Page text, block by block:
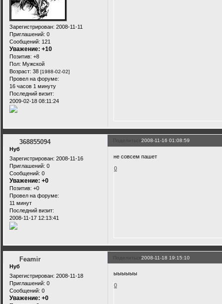
Зарегистрирован: 2008-11-11
Приглашений: 0
Сообщений: 121
Уважение: +10
Позитив: +8
Пол: Мужской
Возраст: 38 [1988-02-02]
Провел на форуме:
16 часов 1 минуту
Последний визит:
2009-02-18 08:11:24
Поделиться2008-11-16 01:08:59
368855094
Нуб
Зарегистрирован: 2008-11-16
Приглашений: 0
Сообщений: 0
Уважение: +0
Позитив: +0
Провел на форуме:
11 минут
Последний визит:
2008-11-17 12:13:41
не совсем пашет
0
Поделиться2008-11-18 19:15:10
Feamir
Нуб
Зарегистрирован: 2008-11-18
Приглашений: 0
Сообщений: 0
Уважение: +0
ыыыыыы
0